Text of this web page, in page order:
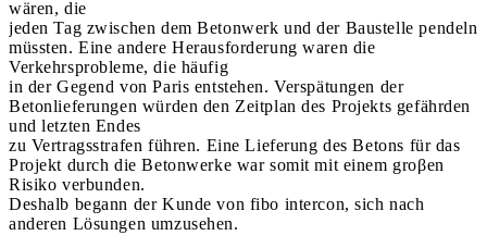
wären, die
jeden Tag zwischen dem Betonwerk und der Baustelle pendeln
müssten. Eine andere Herausforderung waren die
Verkehrsprobleme, die häufig
in der Gegend von Paris entstehen. Verspätungen der
Betonlieferungen würden den Zeitplan des Projekts gefährden
und letzten Endes
zu Vertragsstrafen führen. Eine Lieferung des Betons für das
Projekt durch die Betonwerke war somit mit einem groβen
Risiko verbunden.
Deshalb begann der Kunde von fibo intercon, sich nach
anderen Lösungen umzusehen.